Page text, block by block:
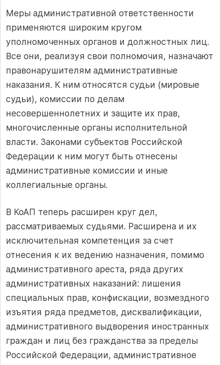
Меры административной ответственности
применяются широким кругом
уполномоченных органов и должностных лиц.
Все они, реализуя свои полномочия, назначают
правонарушителям административные
наказания. К ним относятся судьи (мировые
судьи), комиссии по делам
несовершеннолетних и защите их прав,
многочисленные органы исполнительной
власти. Законами субъектов Российской
Федерации к ним могут быть отнесены
административные комиссии и иные
коллегиальные органы.
В КоАП теперь расширен круг дел,
рассматриваемых судьями. Расширена и их
исключительная компетенция за счет
отнесения к их ведению назначения, помимо
административного ареста, ряда других
административных наказаний: лишения
специальных прав, конфискации, возмездного
изъятия ряда предметов, дисквалификации,
административного выдворения иностранных
граждан и лиц без гражданства за пределы
Российской Федерации, административное